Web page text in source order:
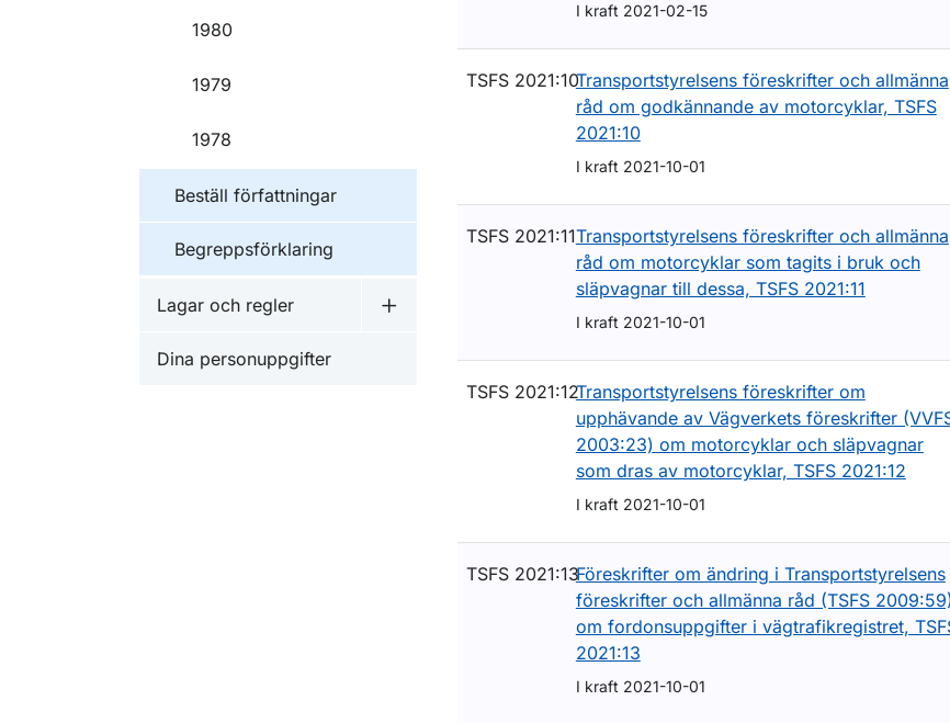
1980
1979
1978
Beställ författningar
Begreppsförklaring
Lagar och regler
Undermeny för Lagar och regler
Dina personuppgifter
I kraft 2021-02-15
TSFS 2021:10Transportstyrelsens föreskrifter och allmänna
råd om godkännande av motorcyklar, TSFS
2021:10
I kraft 2021-10-01
TSFS 2021:11Transportstyrelsens föreskrifter och allmänna
råd om motorcyklar som tagits i bruk och
släpvagnar till dessa, TSFS 2021:11
I kraft 2021-10-01
TSFS 2021:12Transportstyrelsens föreskrifter om
upphävande av Vägverkets föreskrifter
2003:23) om motorcyklar och släpvagnar
som dras av motorcyklar, TSFS 2021:12
I kraft 2021-10-01
TSFS 2021:13Föreskrifter om ändring i Transportstyrelsens
föreskrifter och allmänna råd (TSFS
om fordonsuppgifter i vägtrafikregistret,
2021:13
I kraft 2021-10-01